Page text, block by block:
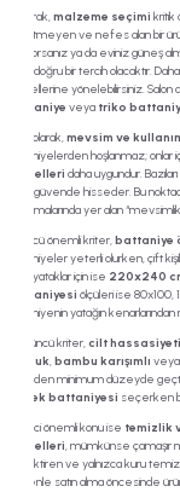
İlk olarak,malzeme seçimi kritik
terletmeyen ve nefes alan bir
yaşıyorsanız ya da eviniz güneş
daha doğru bir tercih olacaktır.
modellerine yönelebilirsiniz.
battaniye veya triko
İkinci olarak,mevsim ve
battaniyelerden hoşlanmaz;
modelleri daha uygundur.
daha güvende hisseder. Bu
açıklamalarında yer alan
Üçüncü önemli kriter,battaniye
battaniyeler yeterli olurken, çift
size yataklar için ise 220x240
battaniyesi ölçüleri ise 80x100,
battaniyenin yatağın
Dördüncü kriter,cilt
pamuk,bambu karışımlı veya
işlemden minimum düzeyde
bebek battaniyesi seçerken
Beşinci önemli konu ise temizlik
modelleri, mümkünse çamaşır
gerektiren ve yalnızca kuru
nedenle satın alma öncesinde